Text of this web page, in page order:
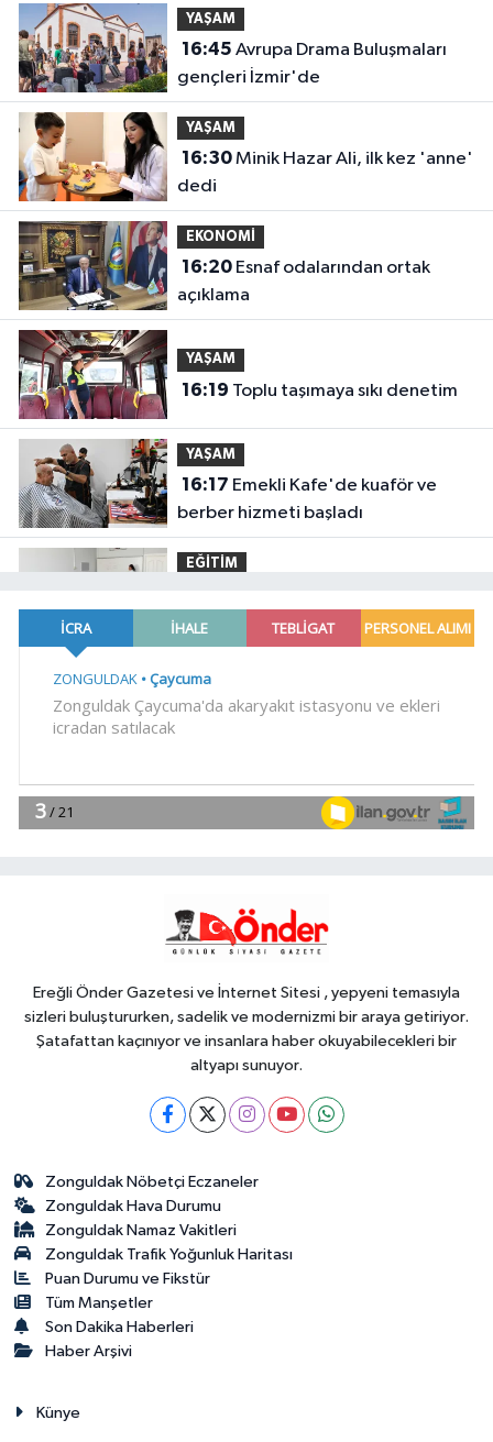
YAŞAM
16:45
gençleri İzmir'de
YAŞAM
16:30Minik Hazar Ali, ilk kez 'anne'
dedi
EKONOMİ
16:20Esnaf odalarından ortak
açıklama
YAŞAM
16:19 Toplu taşımaya sıkı denetim
YAŞAM
16:17
berber hizmeti başladı
EĞİTİM
95,7 başarı
16:10 Mustafa Keser'den müzik ve
15:46
ALACAĞI DA BELİRLENDİ
Ereğli Önder Gazetesi ve İnternet Sitesi , yepyeni temasıyla
sizleri buluştururken, sadelik ve modernizmi bir araya getiriyor.
Şatafattan kaçınıyor ve insanlara haber okuyabilecekleri bir
altyapı sunuyor.
Zonguldak Nöbetçi Eczaneler
Zonguldak Hava Durumu
Zonguldak Namaz Vakitleri
Zonguldak Trafik Yoğunluk Haritası
Puan Durumu ve Fikstür
Tüm Manşetler
Son Dakika Haberleri
Haber Arşivi
Künye